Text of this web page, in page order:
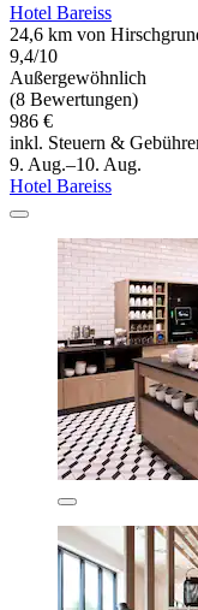
Hotel Bareiss
24,6 km von
9,4/10
Außergewöhnlich
(8 Bewertungen)
986 €
inkl. Steuern &
9. Aug.–10. Aug.
Hotel Bareiss